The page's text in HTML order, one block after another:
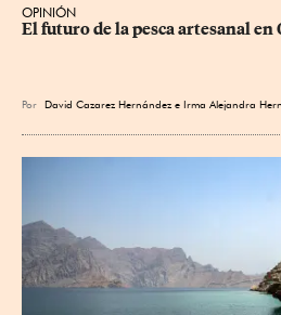
OPINIÓN
El futuro de la pesca artesanal en
Por David Cazarez Hernández e Irma Alejandra